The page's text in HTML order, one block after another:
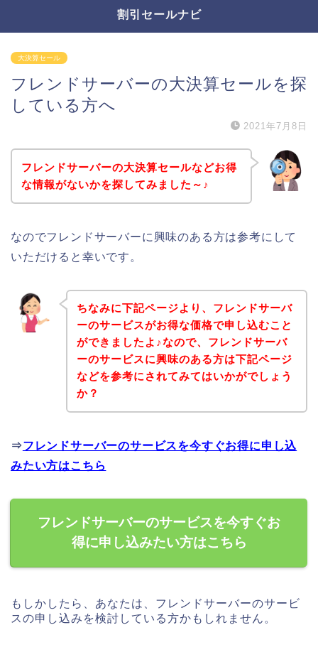
割引セールナビ
大決算セール
フレンドサーバーの大決算セールを探
している方へ
2021年7月8日
フレンドサーバーの大決算セールなどお得
な情報がないかを探してみました～♪
なのでフレンドサーバーに興味のある方は参考にして
いただけると幸いです。
ちなみに下記ページより、フレンドサーバ
ーのサービスがお得な価格で申し込むこと
ができましたよ♪なので、フレンドサーバ
ーのサービスに興味のある方は下記ページ
などを参考にされてみてはいかがでしょう
か？
⇒フレンドサーバーのサービスを今すぐお得に申し込
みたい方はこちら
フレンドサーバーのサービスを今すぐお
得に申し込みたい方はこちら
もしかしたら、あなたは、フレンドサーバーのサービ
スの申し込みを検討している方かもしれません。